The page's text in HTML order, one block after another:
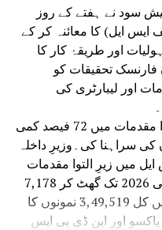
سود نے ہفتے کے روز
ایس ایل) کا معائنہ کر کے
اور طریقۂ کار کا
تحقیقات کو
اور لیبارٹری کی
انہوں نے ایف ایس ایل میں زیرِ التوا مقدمات میں 72 فیصد کمی
سراہنا کی۔وزیرِ داخلہ
میں ایف ایس ایل میں زیرِ التوا مقدمات
کی تعداد 27,585 تھی، جو 31 جولائی 2026 تک گھٹ کر 7,178
رہ گئی ہے۔ گزشتہ 12 مہینوں میں کل 3,49,519 نمونوں کا
پاکسو اور این ڈی پی ایس